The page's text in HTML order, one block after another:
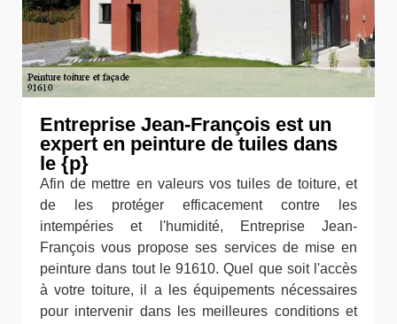
Entreprise Jean-François est un
expert en peinture de tuiles dans
le {p}
Afin de mettre en valeurs vos tuiles de toiture, et
de les protéger efficacement contre les
intempéries et l'humidité, Entreprise Jean-
François vous propose ses services de mise en
peinture dans tout le 91610. Quel que soit l'accès
à votre toiture, il a les équipements nécessaires
pour intervenir dans les meilleures conditions et